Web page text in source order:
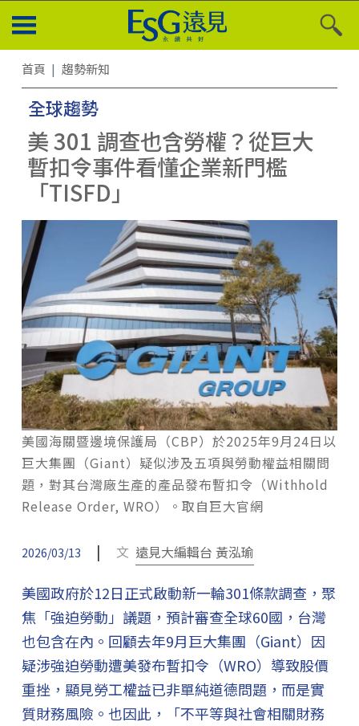
首頁 趨勢新知
全球趨勢
美 301 調查也含勞權？從巨大
暫扣令事件看懂企業新門檻
「TISFD」
美國海關暨邊境保護局（CBP）於2025年9月24日以
巨大集團（Giant）疑似涉及五項與勞動權益相關問
題，對其台灣廠生產的產品發布暫扣令（Withhold
Release Order, WRO）。取自巨大官網
2026/03/13 | 文 遠見大編輯台 黃泓瑜
美國政府於12日正式啟動新一輪301條款調查，聚
焦「強迫勞動」議題，預計審查全球60國，台灣
也包含在內。回顧去年9月巨大集團（Giant）因
疑涉強迫勞動遭美發布暫扣令（WRO）導致股價
重挫，顯見勞工權益已非單純道德問題，而是實
質財務風險。也因此，「不平等與社會相關財務